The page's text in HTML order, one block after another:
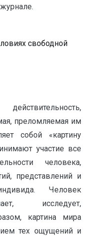
свободной
преломляемая им
собой «картину
участие все
человека,
представлений и
Человек
исследует,
картина мира
тех ощущений и